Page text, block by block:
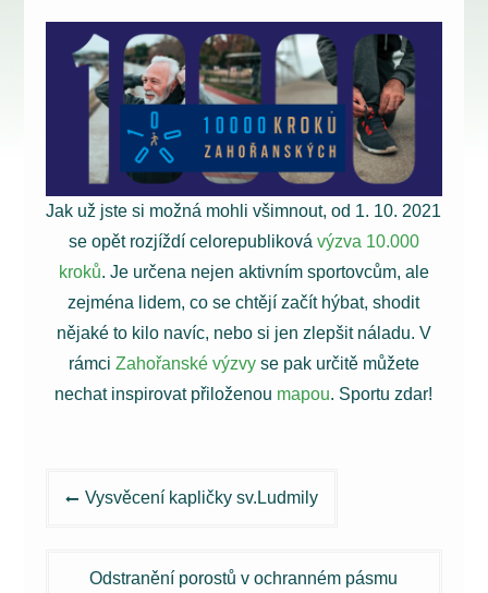
Jak už jste si možná mohli všimnout, od 1. 10. 2021
se opět rozjíždí celorepubliková výzva 10.000
kroků. Je určena nejen aktivním sportovcům, ale
zejména lidem, co se chtějí začít hýbat, shodit
nějaké to kilo navíc, nebo si jen zlepšit náladu. V
rámci Zahořanské výzvyse pak určitě můžete
nechat inspirovat přiloženou mapou. Sportu zdar!
Navigace
Vysvěcení kapličky sv.Ludmily
Odstranění porostů v ochranném pásmu